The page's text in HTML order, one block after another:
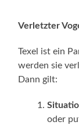
Verletzter
Texel ist ein
werden sie
Dann gilt:
oder